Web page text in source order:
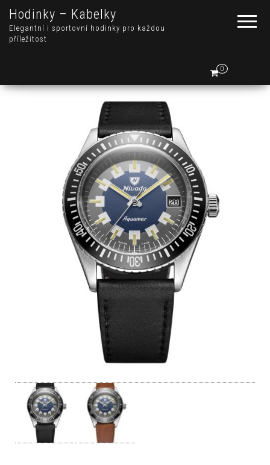
Hodinky – Kabelky
Elegantní i sportovní hodinky pro každou
příležitost
0